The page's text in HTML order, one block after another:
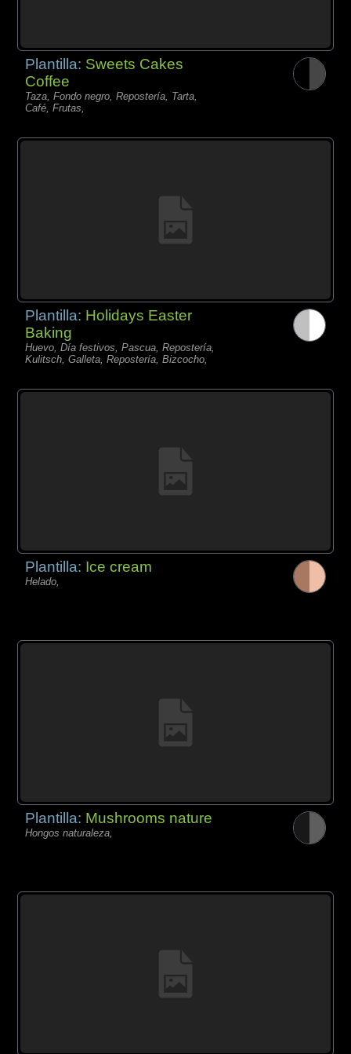
Plantilla: Sweets Cakes
Coffee
Taza, Fondo negro, Repostería, Tarta,
Café, Frutas,
Plantilla: Holidays Easter
Baking
Huevo, Día festivos, Pascua, Repostería,
Kulitsch, Galleta, Repostería, Bizcocho,
Plantilla: Ice cream
Helado,
Plantilla: Mushrooms nature
Hongos naturaleza,